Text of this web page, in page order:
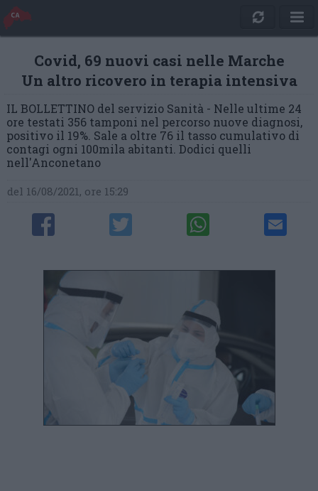
Covid, 69 nuovi casi nelle Marche
Un altro ricovero in terapia intensiva
IL BOLLETTINO del servizio Sanità - Nelle ultime 24
ore testati 356 tamponi nel percorso nuove diagnosi,
positivo il 19%. Sale a oltre 76 il tasso cumulativo di
contagi ogni 100mila abitanti. Dodici quelli
nell'Anconetano
del 16/08/2021, ore 15:29